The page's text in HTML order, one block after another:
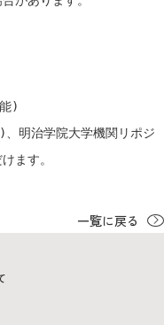
)
明治学院大学機関リポジ
ます。
一覧に戻る